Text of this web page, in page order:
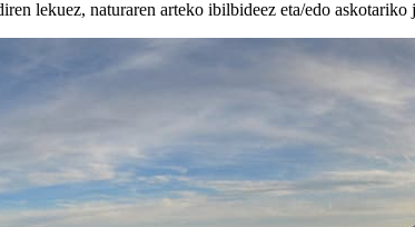
lekuez, naturaren arteko ibilbideez eta/edo askotariko